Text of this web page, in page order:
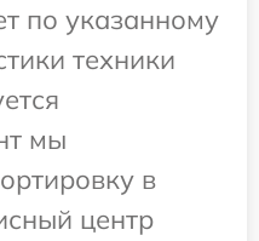
по указанному
техники
мы
в
центр